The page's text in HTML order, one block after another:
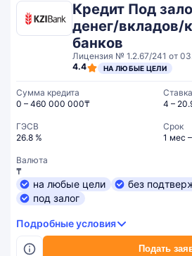
Кредит Под
денег/вкладов/
банков
Лицензия № 1.2.67/241 от
4.4
НА ЛЮБЫЕ ЦЕЛИ
Подать
Сумма кредита
0 – 460 000 000₸
Ставка
4 –
ГЭСВ
26.8 %
Срок
1 мес
Валюта
₸
на любые цели
без
под залог
Подробные условия